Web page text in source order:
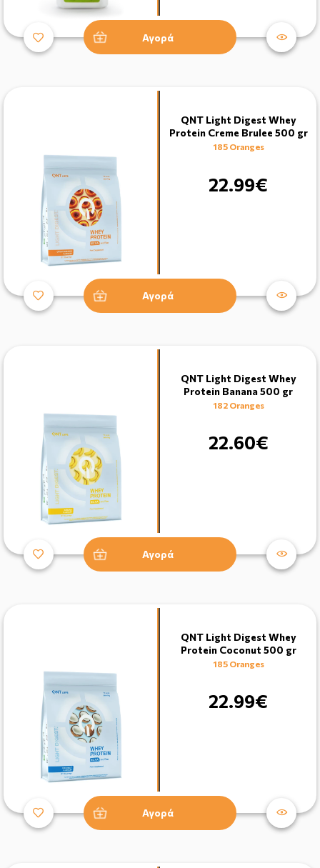
Αγορά
QNT Light Digest Whey
Protein Creme Brulee 500 gr
185 Oranges
22.99€
Αγορά
QNT Light Digest Whey
Protein Banana 500 gr
182 Oranges
22.60€
Αγορά
QNT Light Digest Whey
Protein Coconut 500 gr
185 Oranges
22.99€
Αγορά